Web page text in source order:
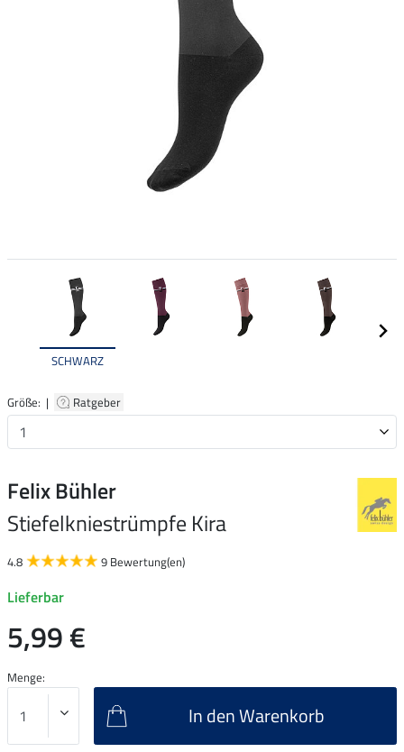
SCHWARZ
Größe: | Ratgeber
Felix Bühler
Stiefelkniestrümpfe Kira
4.8 9 Bewertung(en)
Lieferbar
5,99 €
Menge:
In den Warenkorb